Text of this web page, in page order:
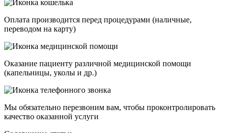
Оплата производится перед процедурами (наличные,
переводом на карту)
Оказание пациенту различной медицинской помощи
(капельницы, уколы и др.)
Мы обязательно перезвоним вам, чтобы проконтролировать
качество оказанной услуги